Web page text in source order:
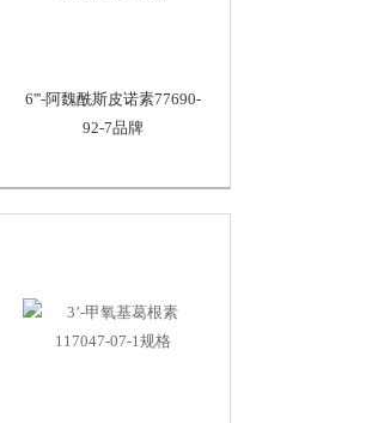
6'''-阿魏酰斯皮诺素77690-
92-7品牌